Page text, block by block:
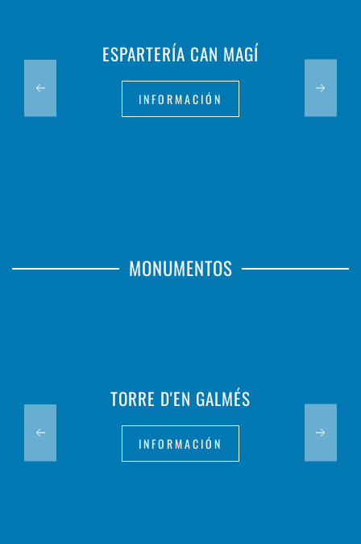
ESPARTERÍA CAN MAGÍ
INFORMACIÓN
MONUMENTOS
TORRE D'EN GALMÉS
INFORMACIÓN